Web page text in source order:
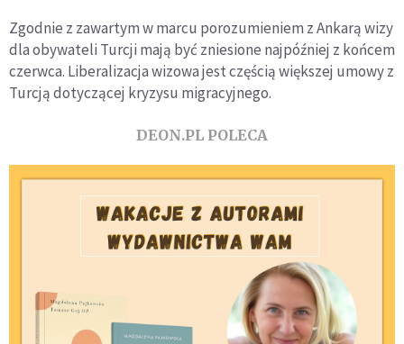
Zgodnie z zawartym w marcu porozumieniem z Ankarą wizy
dla obywateli Turcji mają być zniesione najpóźniej z końcem
czerwca. Liberalizacja wizowa jest częścią większej umowy z
Turcją dotyczącej kryzysu migracyjnego.
DEON.PL POLECA